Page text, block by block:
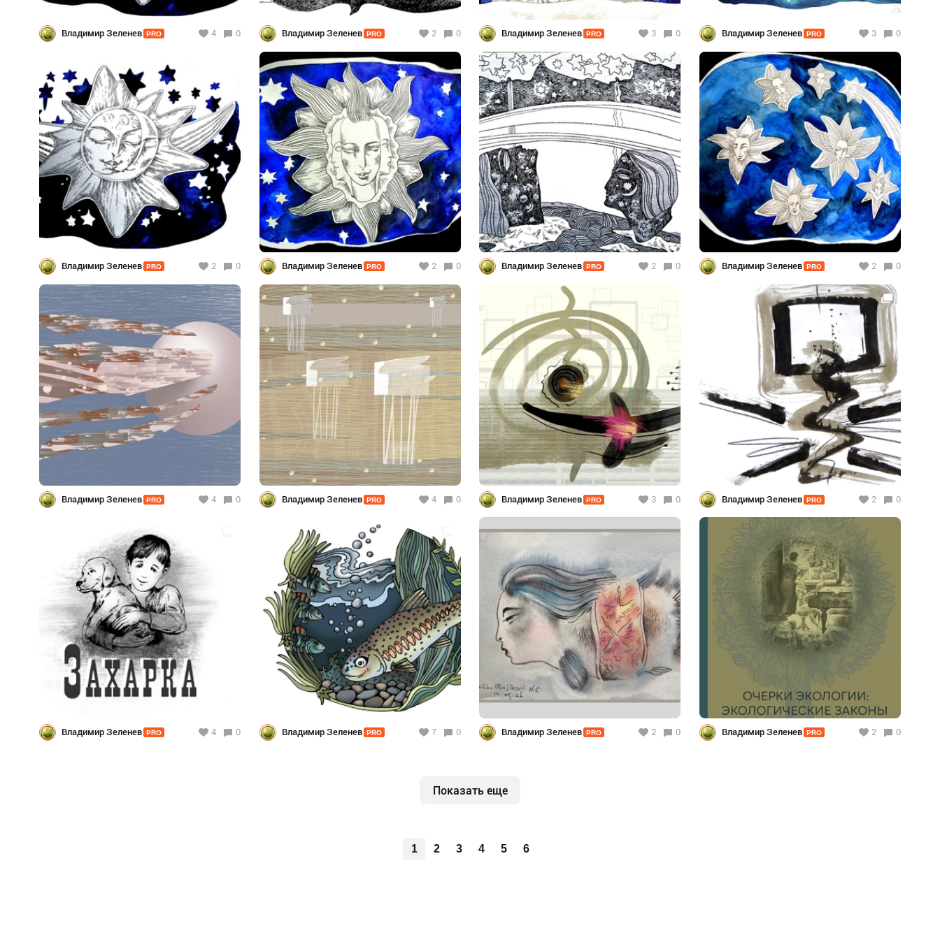
Владимир Зеленев PRO 4 0 Владимир Зеленев PRO 2 0 Владимир Зеленев PRO 3 0 Владимир Зеленев PRO 3 0
Владимир Зеленев PRO 2 0 Владимир Зеленев PRO 2 0 Владимир Зеленев PRO 2 0 Владимир Зеленев PRO 2 0
Владимир Зеленев PRO 4 0 Владимир Зеленев PRO 4 0 Владимир Зеленев PRO 3 0 Владимир Зеленев PRO 2 0
Владимир Зеленев PRO 4 0 Владимир Зеленев PRO 7 0 Владимир Зеленев PRO 2 0 Владимир Зеленев PRO 2 0
Показать еще
1 2 3 4 5 6